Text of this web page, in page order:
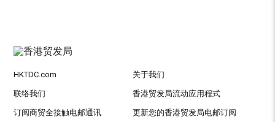
HKTDC.com 关于我们
联络我们 香港贸发局流动应用程式
订阅商贸全接触电邮通讯 更新您的香港贸发局电邮订阅